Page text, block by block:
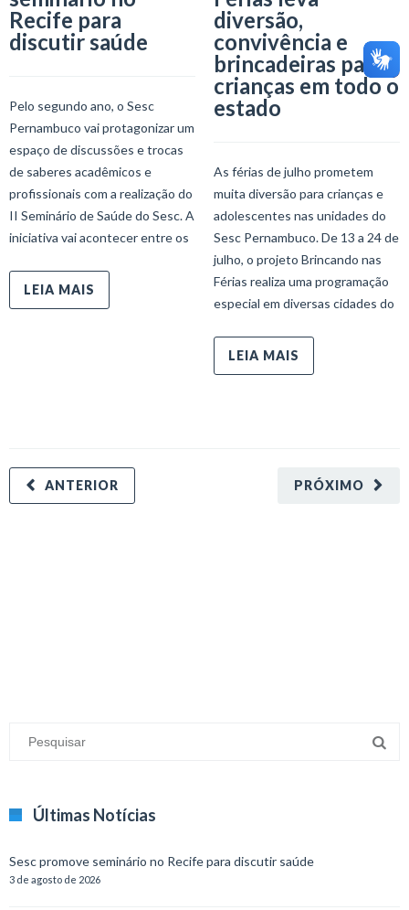
Recife para
discutir saúde
Pelo segundo ano, o Sesc
Pernambuco vai protagonizar um
espaço de discussões e trocas
de saberes acadêmicos e
profissionais com a realização do
II Seminário de Saúde do Sesc. A
iniciativa vai acontecer entre os
LEIA MAIS
diversão,
convivência e
brincadeiras para
crianças em todo o
estado
As férias de julho prometem
muita diversão para crianças e
adolescentes nas unidades do
Sesc Pernambuco. De 13 a 24 de
julho, o projeto Brincando nas
Férias realiza uma programação
especial em diversas cidades do
LEIA MAIS
PRÓXIMO
ANTERIOR
Últimas Notícias
Sesc promove seminário no Recife para discutir saúde
3 de agosto de 2026